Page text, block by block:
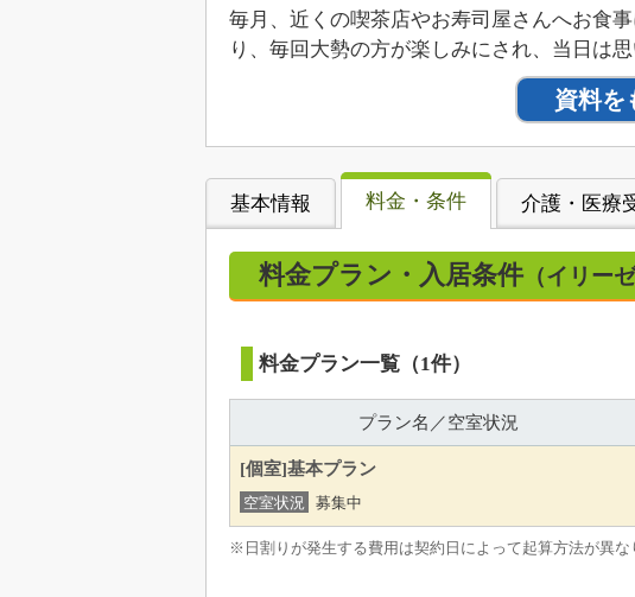
毎月、近くの喫茶店やお寿司屋さんへお食
り、毎回大勢の方が楽しみにされ、当日は
資料を
基本情報 料金・条件 介護・医療
料金プラン・入居条件 （イリー
料金プラン一覧（1件）
プラン名／空室状況
[個室]基本プラン
空室状況 募集中
※日割りが発生する費用は契約日によって起算方法が異な